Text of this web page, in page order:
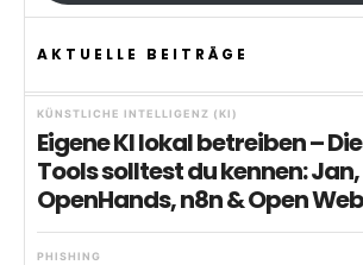
AKTUELLE BEITRÄGE
KÜNSTLICHE INTELLIGENZ (KI)
Eigene KI lokal betreiben –
Tools solltest du kennen: Jan,
OpenHands, n8n & Open
PHISHING